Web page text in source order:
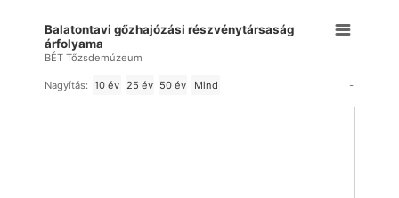
Balatontavi gőzhajózási részvénytársaság
árfolyama
BÉT Tőzsdemúzeum
Nagyítás: 10 év 25 év 50 év Mind -